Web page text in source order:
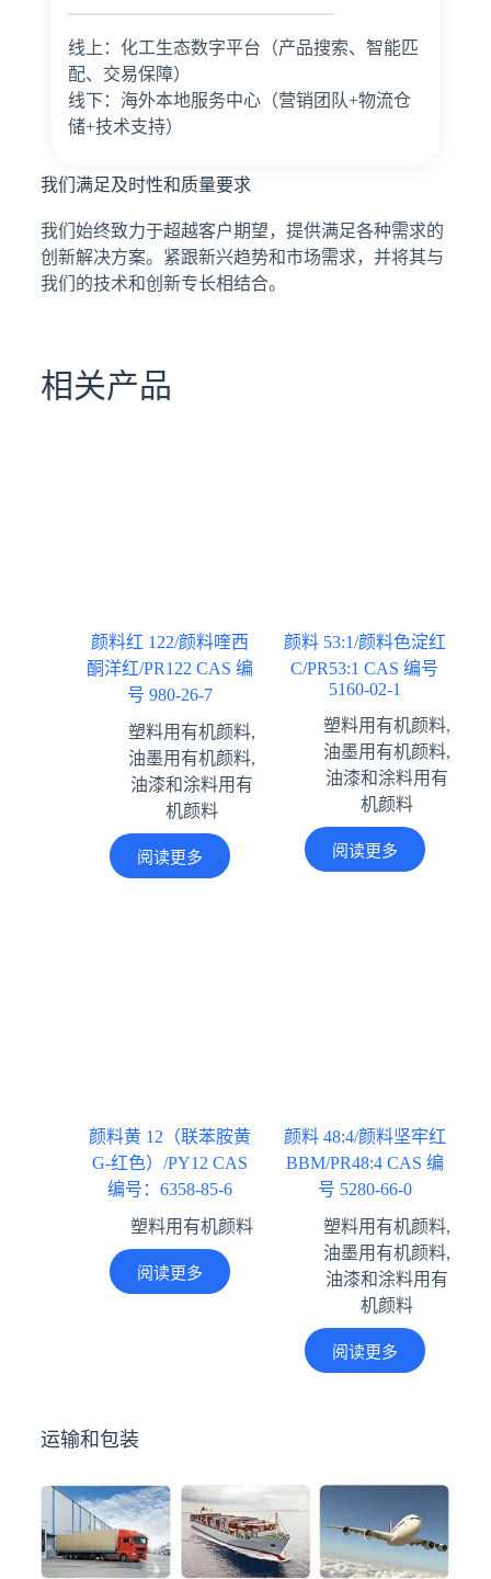
线上：化工生态数字平台（产品搜索、智能匹
配、交易保障）
线下：海外本地服务中心（营销团队+物流仓
储+技术支持）
我们满足及时性和质量要求
我们始终致力于超越客户期望，提供满足各种需求的
创新解决方案。紧跟新兴趋势和市场需求，并将其与
我们的技术和创新专长相结合。
相关产品
颜料红 122/颜料喹西
酮洋红/PR122 CAS 编
号 980-26-7
塑料用有机颜料,
油墨用有机颜料,
油漆和涂料用有
机颜料
阅读更多
颜料 53:1/颜料色淀红
C/PR53:1 CAS 编号
5160-02-1
塑料用有机颜料,
油墨用有机颜料,
油漆和涂料用有
机颜料
阅读更多
颜料黄 12（联苯胺黄
G-红色）/PY12 CAS
编号：6358-85-6
塑料用有机颜料
阅读更多
颜料 48:4/颜料坚牢红
BBM/PR48:4 CAS 编
号 5280-66-0
塑料用有机颜料,
油墨用有机颜料,
油漆和涂料用有
机颜料
阅读更多
运输和包装